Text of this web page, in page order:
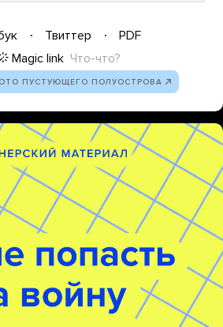
Твиттер
PDF
Magic link Что-что?
ПУСТУЮЩЕГО ПОЛУОСТРОВА